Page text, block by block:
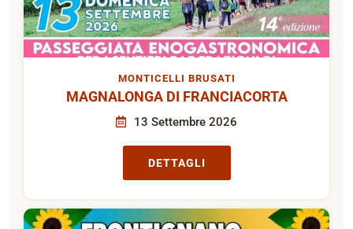
MONTICELLI BRUSATI
MAGNALONGA DI FRANCIACORTA
13 Settembre 2026
DETTAGLI